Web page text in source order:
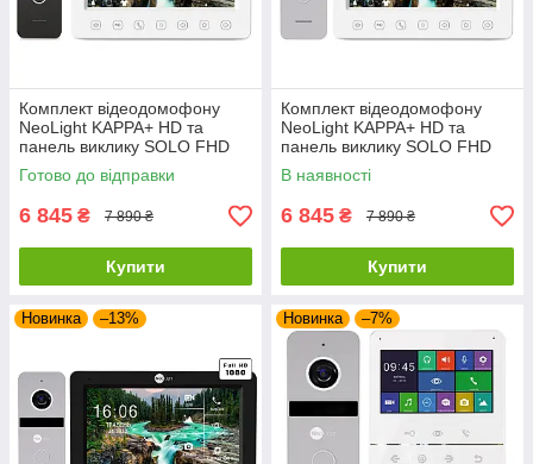
Комплект відеодомофону
NeoLight KAPPA+ HD та
панель виклику SOLO FHD
Graphite
Готово до відправки
6 845 ₴ 7 890 ₴
Купити
Комплект відеодомофону
NeoLight KAPPA+ HD та
панель виклику SOLO FHD
Silver
В наявності
6 845 ₴ 7 890 ₴
Купити
Новинка –13% Новинка –7%